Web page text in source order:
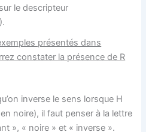
le descripteur
présentés dans
constater la présence de R
inverse le sens lorsque H
noire), il faut penser à la lettre
», « noire » et « inverse ».